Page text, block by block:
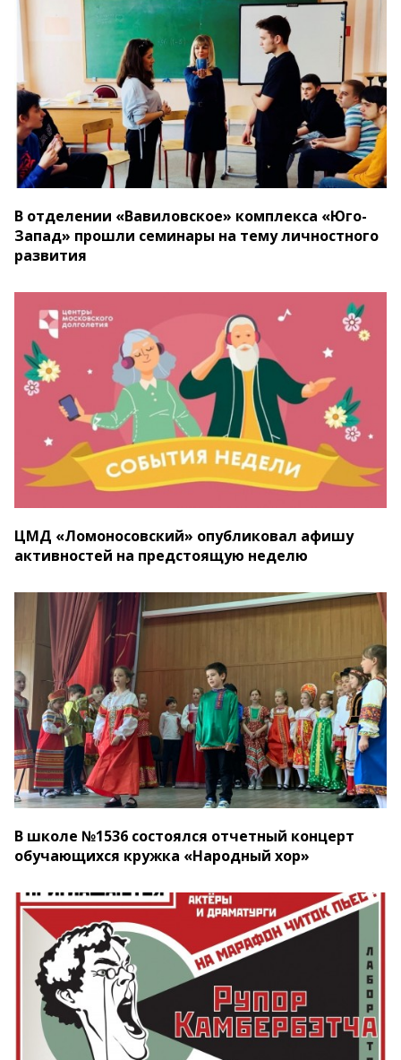
В отделении «Вавиловское» комплекса «Юго-
Запад» прошли семинары на тему личностного
развития
ЦМД «Ломоносовский» опубликовал афишу
активностей на предстоящую неделю
В школе №1536 состоялся отчетный концерт
обучающихся кружка «Народный хор»